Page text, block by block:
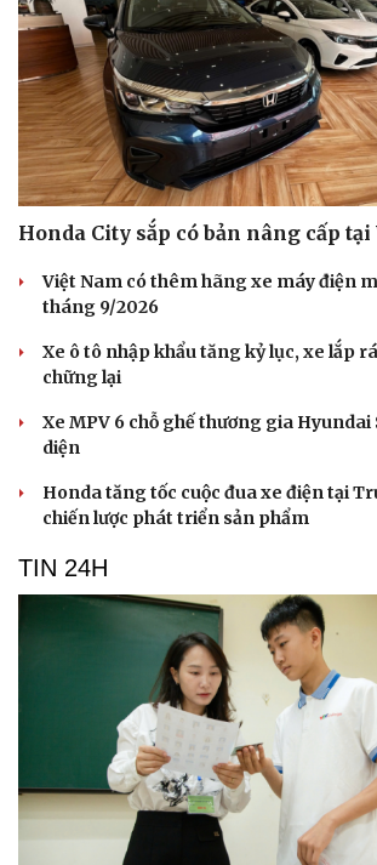
Săn Tour
check-in
Đọc
Cửa sổ
Kể
Hạt giống
Honda City sắp có bản nâng cấp tại
Việt Nam có thêm hãng xe máy điện
tháng 9/2026
Xe ô tô nhập khẩu tăng kỷ lục, xe lắp
chững lại
Xe MPV 6 chỗ ghế thương gia
diện
Honda tăng tốc cuộc đua xe điện tại
chiến lược phát triển sản phẩm
TIN 24H